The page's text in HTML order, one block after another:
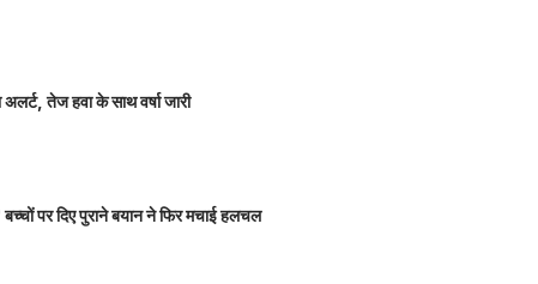
तेज हवा के साथ वर्षा जारी
पर दिए पुराने बयान ने फिर मचाई हलचल